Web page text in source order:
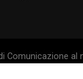
Comunicazione al